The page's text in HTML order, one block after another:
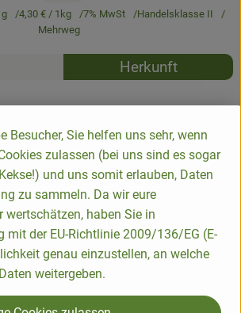
4,30 €/ 1kg 7% MwSt
Handelsklasse II
Mehrweg
Rezepte
Herkunft
Besucher, Sie helfen uns sehr, wenn
zulassen (bei uns sind es sogar
und uns somit erlauben, Daten
zu sammeln. Da wir eure
wertschätzen, haben Sie in
mit der EU-Richtlinie 2009/136/EG (E-
genau einzustellen, an welche
weitergeben.